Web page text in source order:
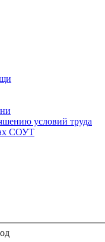
условий труда
СОУТ